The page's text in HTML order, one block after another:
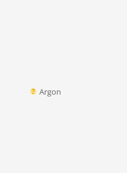
Argon